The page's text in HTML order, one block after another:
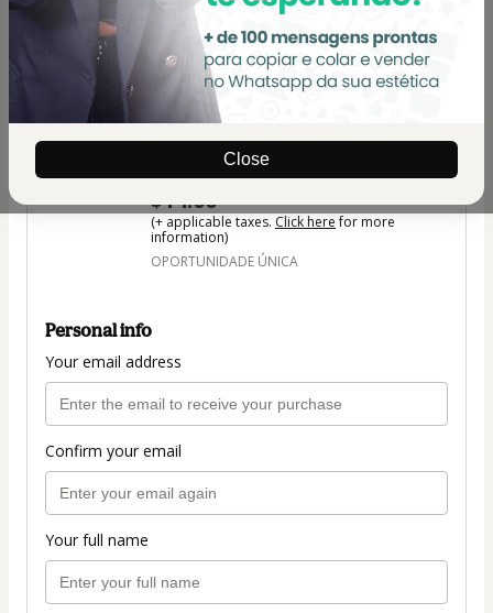
Close
🇺🇸 Change country
ESTÉTICA 100+: mais de 100 scripts
de vendas para clínicas de estética
Author: Divando na Estética
$14.00
(+ applicable taxes. Click herefor more
information)
OPORTUNIDADE ÚNICA
Personal info
Your email address
Confirm your email
Your full name